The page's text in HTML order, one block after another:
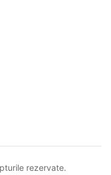
rezervate.